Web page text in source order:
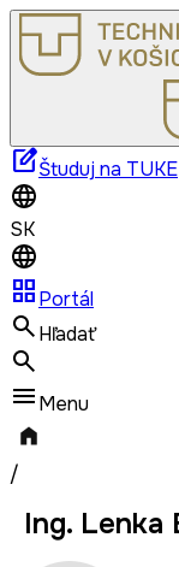
edit_squareŠtuduj na TUKE
SK
grid_viewPortál
Hľadať
Menu
/
Ing. Lenka